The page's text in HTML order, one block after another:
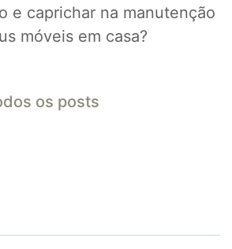
e caprichar na manutenção
móveis em casa?
os posts